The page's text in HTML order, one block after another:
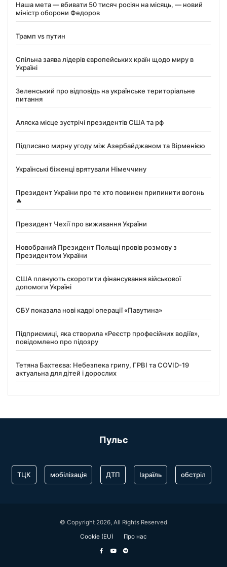
Наша мета — вбивати 50 тисяч росіян на місяць, — новий
міністр оборони Федоров
Трамп vs путин
Спільна заява лідерів європейських країн щодо миру в
Україні
Зеленський про відповідь на українське територіальне
питання
Аляска місце зустрічі президентів США та рф
Підписано мирну угоду між Азербайджаном та Вірменією
Українські біженці врятували Німеччину
Президент України про те хто повинен припинити вогонь
🔥
Президент Чехії про виживання України
Новобраний Президент Польщі провів розмову з
Президентом України
США планують скоротити фінансування військової
допомоги Україні
СБУ показала нові кадрі операції «Павутина»
Підприємиці, яка створила «Реєстр професійних водіїв»,
повідомлено про підозру
Тетяна Бахтеєва: Небезпека грипу, ГРВІ та COVID-19
актуальна для дітей і дорослих
Пульс
ТЦК мобілізація ДТП Ізраїль обстріл
© Copyright 2026, All Rights Reserved
Cookie (EU)
Про нас